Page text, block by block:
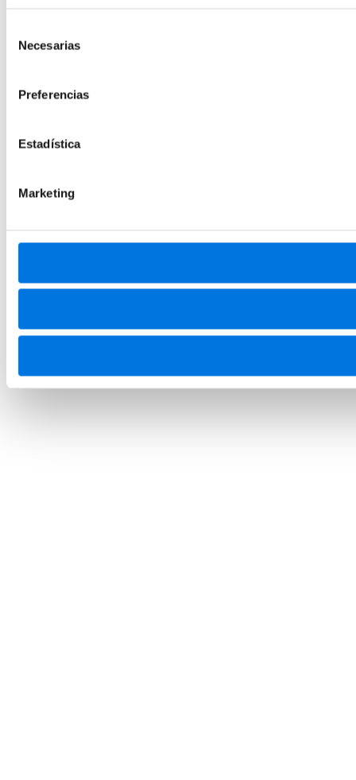
Necesarias
Preferencias
Estadística
Marketing